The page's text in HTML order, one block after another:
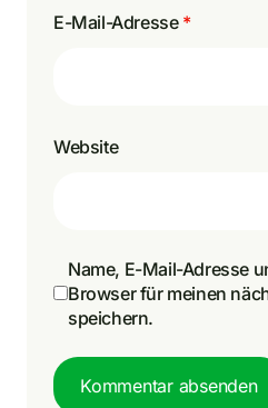
E-Mail-Adresse *
Website
Name, E-Mail-Adresse
Browser für meinen
speichern.
Kommentar absenden